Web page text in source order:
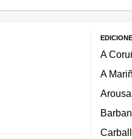
A
A
Arousa